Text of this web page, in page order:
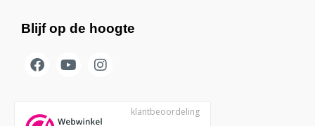
Blijf op de hoogte